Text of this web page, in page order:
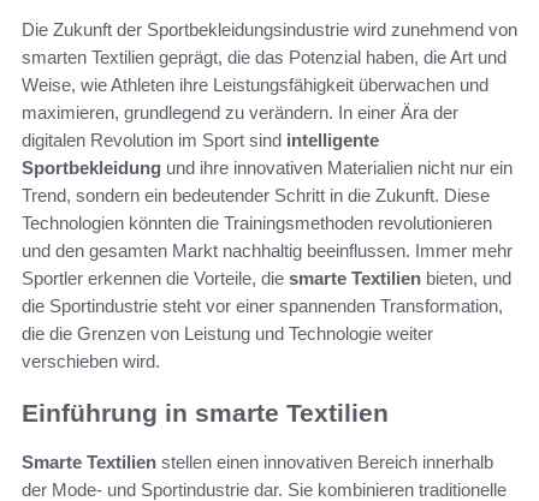
Die Zukunft der Sportbekleidungsindustrie wird zunehmend von
smarten Textilien geprägt, die das Potenzial haben, die Art und
Weise, wie Athleten ihre Leistungsfähigkeit überwachen und
maximieren, grundlegend zu verändern. In einer Ära der
digitalen Revolution im Sport sind intelligente
Sportbekleidung und ihre innovativen Materialien nicht nur ein
Trend, sondern ein bedeutender Schritt in die Zukunft. Diese
Technologien könnten die Trainingsmethoden revolutionieren
und den gesamten Markt nachhaltig beeinflussen. Immer mehr
Sportler erkennen die Vorteile, die smarte Textilien bieten, und
die Sportindustrie steht vor einer spannenden Transformation,
die die Grenzen von Leistung und Technologie weiter
verschieben wird.
Einführung in smarte Textilien
Smarte Textilien stellen einen innovativen Bereich innerhalb
der Mode- und Sportindustrie dar. Sie kombinieren traditionelle